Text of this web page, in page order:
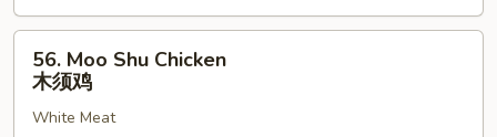
木
须
Moo
Shu
Chicken
56. Moo Shu Chicken
木须鸡
White Meat